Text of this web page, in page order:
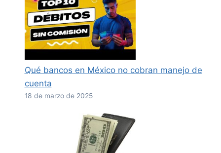
Qué bancos en México no cobran manejo de
cuenta
18 de marzo de 2025